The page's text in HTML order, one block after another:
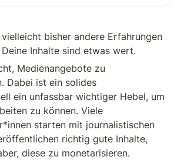
bisher andere Erfahrungen
Inhalte sind etwas wert.
Medienangebote zu
Dabei ist ein solides
ein unfassbar wichtiger Hebel, um
zu können. Viele
starten mit journalistischen
richtig gute Inhalte,
diese zu monetarisieren.